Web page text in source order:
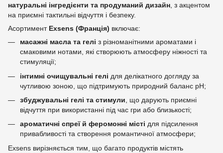
натуральні інгредієнти та продуманий дизайн, з акцентом
на приємні тактильні відчуття і безпеку.
Асортимент Exsens (Франція) включає:
масажні масла та гелі з різноманітними ароматами і
смаковими нотами, які створюють атмосферу ніжності та
стимуляції;
інтимні очищувальні гелі для делікатного догляду за
чутливою зоною, що підтримують природний баланс pH;
збуджувальні гелі та стимули , що дарують приємні
відчуття при використанні під час гри або близькості;
ароматичні спреї й феромонні місті для підсилення
привабливості та створення романтичної атмосфери;
Exsens вирізняється тим, що багато продуктів містять